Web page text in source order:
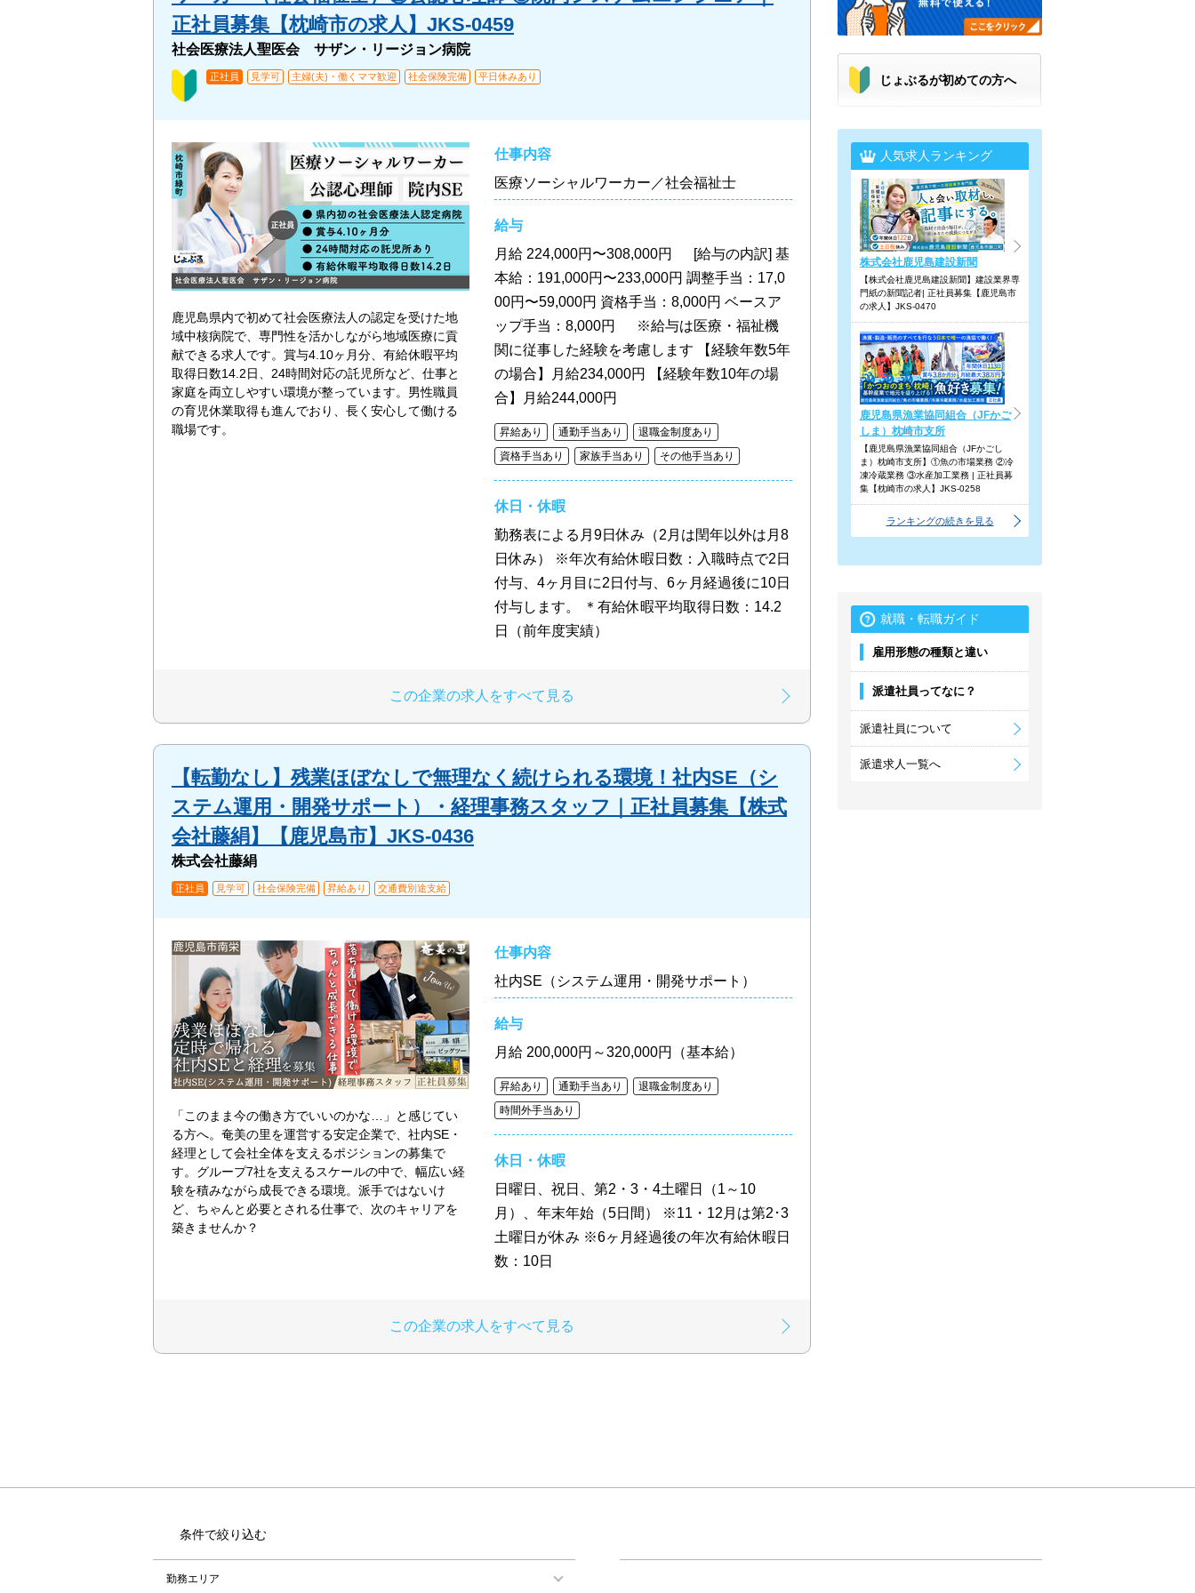
正社員募集【枕崎市の求人】JKS-0459
社会医療法人聖医会 サザン・リージョン病院
正社員 見学可 主婦(夫)・働くママ歓迎 社会保険完備 平日休みあり
鹿児島県内で初めて社会医療法人の認定を受けた地
域中核病院で、専門性を活かしながら地域医療に貢
献できる求人です。賞与4.10ヶ月分、有給休暇平均
取得日数14.2日、24時間対応の託児所など、仕事と
家庭を両立しやすい環境が整っています。男性職員
の育児休業取得も進んでおり、長く安心して働ける
職場です。
仕事内容
医療ソーシャルワーカー／社会福祉士
給与
月給 224,000円〜308,000円 [給与の内訳] 基
本給：191,000円〜233,000円 調整手当：17,0
00円〜59,000円 資格手当：8,000円 ベースア
ップ手当：8,000円 ※給与は医療・福祉機
関に従事した経験を考慮します 【経験年数5年
の場合】月給234,000円 【経験年数10年の場
合】月給244,000円
昇給あり 通勤手当あり
退職金制度あり
資格手当あり
家族手当あり その他手当あり
休日・休暇
勤務表による月9日休み（2月は閏年以外は月8
日休み） ※年次有給休暇日数：入職時点で2日
付与、4ヶ月目に2日付与、6ヶ月経過後に10日
付与します。 ＊有給休暇平均取得日数：14.2
日（前年度実績）
この企業の求人をすべて見る
【転勤なし】残業ほぼなしで無理なく続けられる環境！社内SE（シ
ステム運用・開発サポート）・経理事務スタッフ｜正社員募集【株式
会社藤絹】【鹿児島市】JKS-0436
株式会社藤絹
正社員 見学可 社会保険完備 昇給あり 交通費別途支給
「このまま今の働き方でいいのかな…」と感じてい
る方へ。奄美の里を運営する安定企業で、社内SE・
経理として会社全体を支えるポジションの募集で
す。グループ7社を支えるスケールの中で、幅広い経
験を積みながら成長できる環境。派手ではないけ
ど、ちゃんと必要とされる仕事で、次のキャリアを
築きませんか？
仕事内容
社内SE（システム運用・開発サポート）
給与
月給 200,000円～320,000円（基本給）
昇給あり 通勤手当あり
退職金制度あり
時間外手当あり
休日・休暇
日曜日、祝日、第2・3・4土曜日（1～10
月）、年末年始（5日間） ※11・12月は第2･3
土曜日が休み ※6ヶ月経過後の年次有給休暇日
数：10日
この企業の求人をすべて見る
じょぶるが初めての方へ
人気求人ランキング
株式会社鹿児島建設新聞
【株式会社鹿児島建設新聞】建設業界専
門紙の新聞記者| 正社員募集【鹿児島市
の求人】JKS-0470
鹿児島県漁業協同組合（JFかご
しま）枕崎市支所
【鹿児島県漁業協同組合（JFかごし
ま）枕崎市支所】①魚の市場業務 ②冷
凍冷蔵業務 ③水産加工業務 | 正社員募
集【枕崎市の求人】JKS-0258
ランキングの続きを見る
就職・転職ガイド
雇用形態の種類と違い
派遣社員ってなに？
派遣社員について
派遣求人一覧へ
条件で絞り込む
勤務エリア